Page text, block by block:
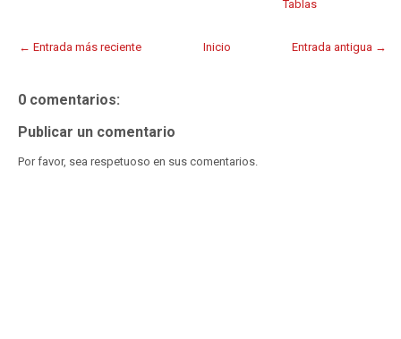
Tablas
← Entrada más reciente Entrada antigua →
Inicio
0 comentarios:
Publicar un comentario
Por favor, sea respetuoso en sus comentarios.